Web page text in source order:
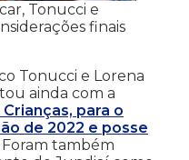
Tonucci e
finais
Tonucci e Lorena
ainda com a
para o
de 2022 e posse
Foram também